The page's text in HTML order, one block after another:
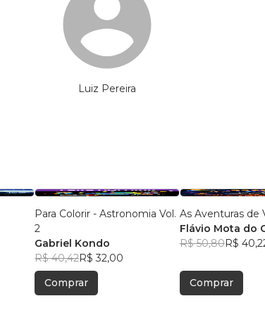
Luiz Pereira
Para Colorir - Astronomia Vol.
2
Gabriel Kondo
R$ 40,42R$ 32,00
Comprar
As Aventuras de
Flávio Mota do
R$ 50,80R$
Comprar